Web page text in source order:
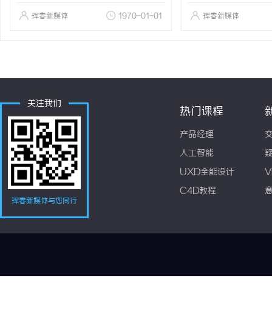
珲春新媒体 1970-01-01 珲春新媒体
关注我们
珲春新媒体与您同行
热门课程
产品经理
人工智能
UXD全能设计
C4D教程